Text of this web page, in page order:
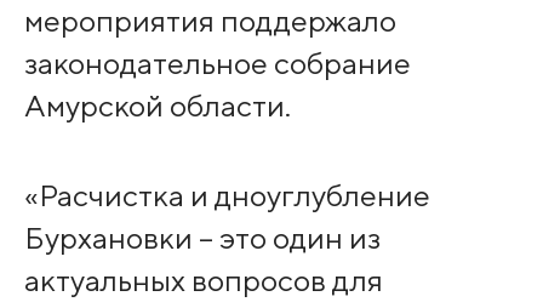
мероприятия поддержало
законодательное собрание
Амурской области.
«Расчистка и дноуглубление
Бурхановки – это один из
актуальных вопросов для